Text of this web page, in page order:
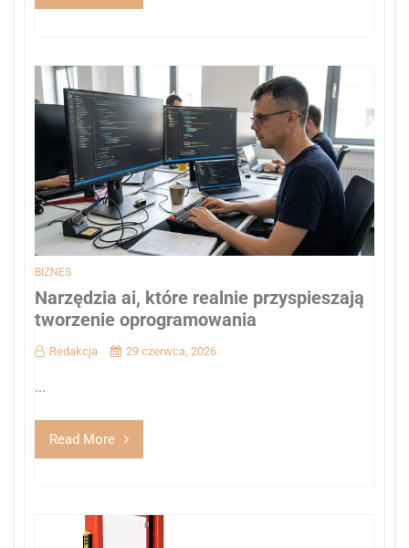
BIZNES
Narzędzia ai, które realnie przyspieszają
tworzenie oprogramowania
Redakcja 29 czerwca, 2026
...
Read More